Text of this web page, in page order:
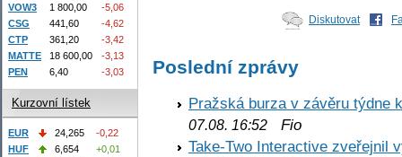
Diskutovat
Poslední zprávy
Pražská burza v závěru týdne
07.08. 16:52 Fio
Take-Two Interactive zveřejnil
VOW3 1 800,00
-5,06
CSG
441,60
-4,62
CTP
361,20
-3,42
MATTE
18 600,00
-3,13
PEN
6,40 -3,03
Kurzovní lístek
EUR 24,265
-0,22
HUF
6,654
+0,01